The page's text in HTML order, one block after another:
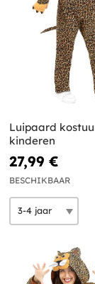
Luipaard
kinderen
27,99 €
BESCHIKBAAR